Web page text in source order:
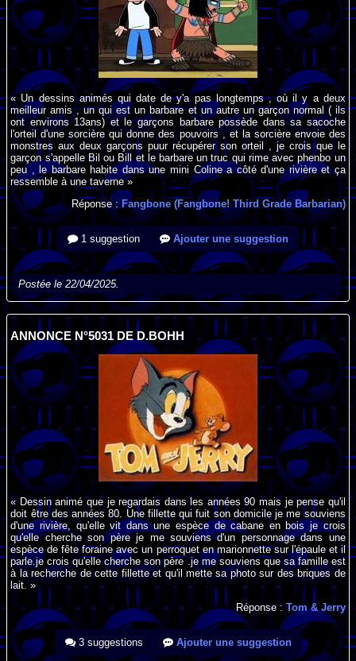
« Un dessins animés qui date de y'a pas longtemps , où il y a deux
meilleur amis , un qui est un barbare et un autre un garçon normal ( ils
ont environs 13ans) et le garçons barbare possède dans sa sacoche
l'orteil d'une sorcière qui donne des pouvoirs , et la sorcière envoie des
monstres aux deux garçons puur récupérer son orteil , je crois que le
garçon s'appelle Bil ou Bill et le barbare un truc qui rime avec phenbo un
peu , le barbare habite dans une mini Coline a côté d'une rivière et ça
ressemble à une taverne »
Réponse : Fangbone (Fangbone! Third Grade Barbarian)
1 suggestion Ajouter une suggestion
Postée le 22/04/2025.
ANNONCE N°5031 DE D.BOHH
« Dessin animé que je regardais dans les années 90 mais je pense qu'il
doit être des années 80. Une fillette qui fuit son domicile je me souviens
d'une rivière, qu'elle vit dans une espèce de cabane en bois je crois
qu'elle cherche son père je me souviens d'un personnage dans une
espèce de fête foraine avec un perroquet en marionnette sur l'épaule et il
parle.je crois qu'elle cherche son père .je me souviens que sa famille est
à la recherche de cette fillette et qu'il mette sa photo sur des briques de
lait. »
Réponse :Tom & Jerry
3 suggestions Ajouter une suggestion